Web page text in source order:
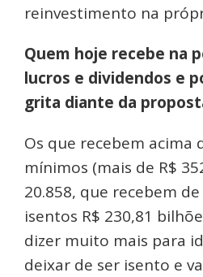
reinvestimento na
Quem hoje recebe na
lucros e dividendos e
grita diante da
Os que recebem acima
mínimos (mais de R$
20.858, que recebem
isentos R$ 230,81
dizer muito mais para
deixar de ser isento e